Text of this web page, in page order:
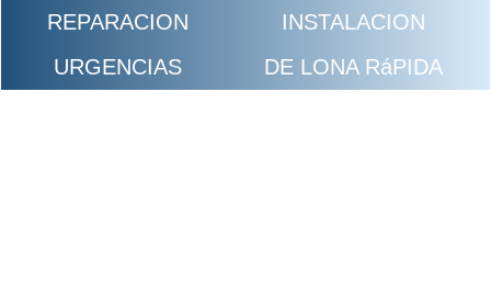
REPARACION
INSTALACION
URGENCIAS
DE LONA RáPIDA